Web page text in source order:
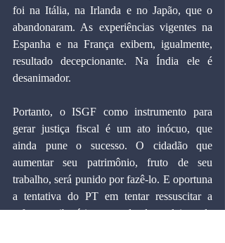
foi na Itália, na Irlanda e no Japão, que o
abandonaram. As experiências vigentes na
Espanha e na França exibem, igualmente,
resultado decepcionante. Na Índia ele é
desanimador.
Portanto, o ISGF como instrumento para
gerar justiça fiscal é um ato inócuo, que
ainda pune o sucesso. O cidadão que
aumentar seu patrimônio, fruto de seu
trabalho, será punido por fazê-lo. E oportuna
a tentativa do PT em tentar ressuscitar a
reforma tributária, mas ela deve deixar de